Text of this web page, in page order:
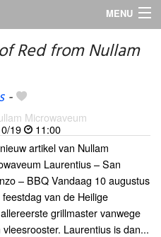
MENU
Red from Nullam
-
Microwaveum
19
11:00
artikel van Nullam
Laurentius – San
– BBQ Vandaag 10 augustus
feestdag van de Heilige
grillmaster vanwege
Laurentius is dan...